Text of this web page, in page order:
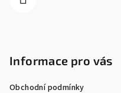
Informace pro vás
Obchodní podmínky